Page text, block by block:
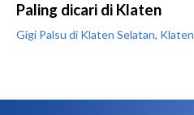
Paling dicari di Klaten
Gigi Palsu di Klaten Selatan, Klaten